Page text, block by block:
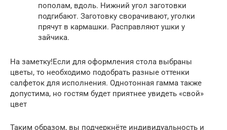
пополам, вдоль. Нижний угол заготовки
подгибают. Заготовку сворачивают, уголки
прячут в кармашки. Расправляют ушки у
зайчика.
На заметку!Если для оформления стола выбраны
цветы, то необходимо подобрать разные оттенки
салфеток для исполнения. Однотонная гамма также
допустима, но гостям будет приятнее увидеть «свой»
цвет
Таким образом, вы подчеркнёте индивидуальность и